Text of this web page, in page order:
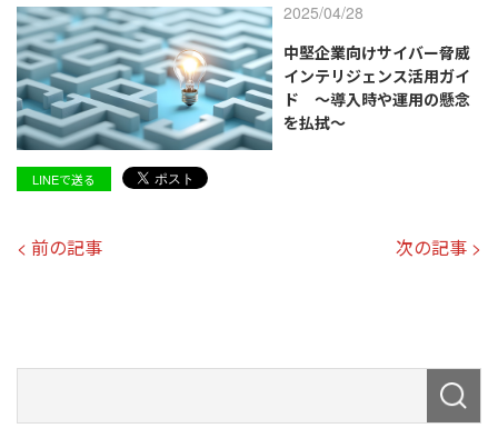
2025/04/28
中堅企業向けサイバー脅威
インテリジェンス活用ガイ
ド ～導入時や運用の懸念
を払拭～
LINEで送る
< 前の記事 次の記事 >